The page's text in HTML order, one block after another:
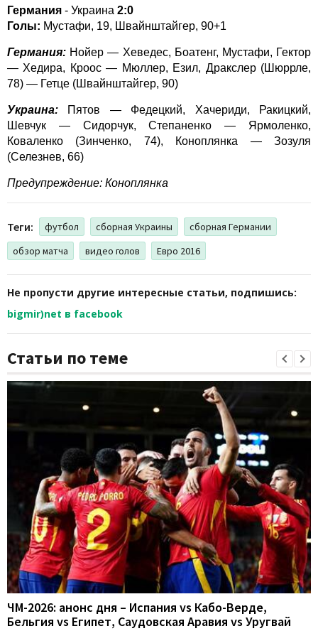
Германия - Украина 2:0
Голы: Мустафи, 19, Швайнштайгер, 90+1
Германия: Нойер — Хеведес, Боатенг, Мустафи, Гектор
— Хедира, Кроос — Мюллер, Езил, Дракслер (Шюррле,
78) — Гетце (Швайнштайгер, 90)
Украина: Пятов — Федецкий, Хачериди, Ракицкий,
Шевчук — Сидорчук, Степаненко — Ярмоленко,
Коваленко (Зинченко, 74), Коноплянка — Зозуля
(Селезнев, 66)
Предупреждение: Коноплянка
Теги: футбол сборная Украины
сборная Германии
обзор матча
видео голов Евро 2016
Не пропусти другие интересные статьи, подпишись:
bigmir)net в facebook
Статьи по теме
ЧМ-2026: анонс дня – Испания vs Кабо-Верде,
Бельгия vs Египет, Саудовская Аравия vs Уругвай